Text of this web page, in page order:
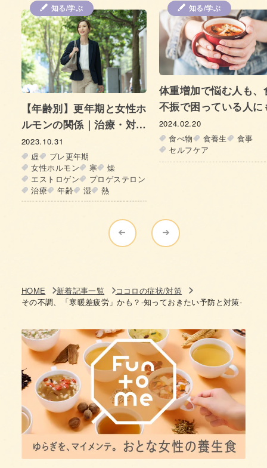
知る/学ぶ
体重増加で悩む人も、食欲
不振で困っている人にも取
り入れてほしい朝の習慣！
更年期を美しく健やかに過
ごす「朝スープ生活」のす
すめ
2024.02.20
食べ物
ココロの症状/対策
プレ更年期から気をつ
い胃の不快感・不調 –
の原因と解決法につい
えよう
2024.03.07
プレ更年期
自律神経
更年期
HOME 新着記事一覧
ココロの症状/対策
その不調、「寒暖差疲労」かも？-知っておきたい予防と対策-